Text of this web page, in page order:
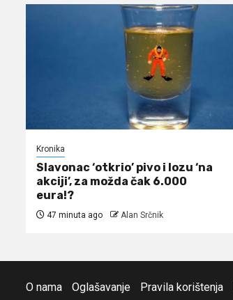
Kronika
Slavonac ‘otkrio’ pivo i lozu ‘na
akciji’, za možda čak 6.000
eura!?
47 minuta ago Alan Srčnik
O nama Oglašavanje Pravila korištenja